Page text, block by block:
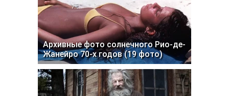
Архивные фото солнечного Рио-де-
Жанейро 70-х годов (19 фото)